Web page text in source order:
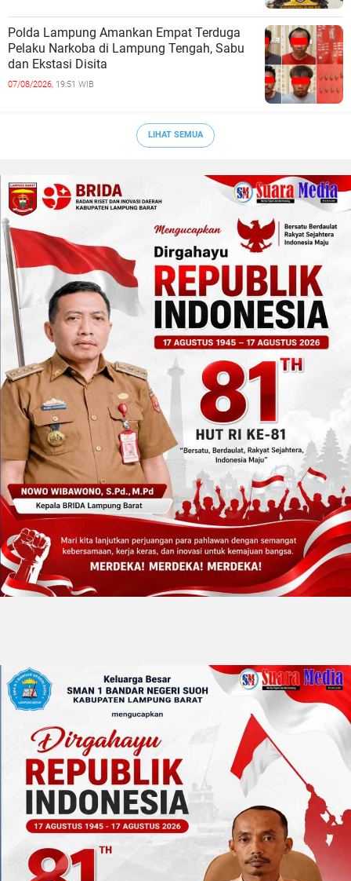
Polda Lampung Amankan Empat Terduga
Pelaku Narkoba di Lampung Tengah, Sabu
dan Ekstasi Disita
07/08/2026, 19:51 WIB
LIHAT SEMUA